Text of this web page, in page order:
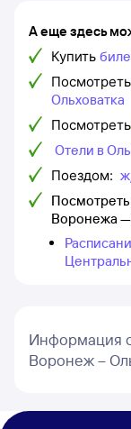
А еще здесь
Купить
Посмотреть
Ольховатка
Посмотреть
Отели в
Поездом:
Посмотреть
Воронежа —
Информация
Воронеж –